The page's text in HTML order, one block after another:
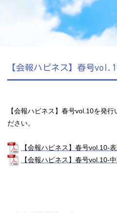
【会報ハピネス】春号
【会報ハピネス】春号vol.10を発
ださい。
【会報ハピネス】春号vol.10-
【会報ハピネス】春号vol.10-